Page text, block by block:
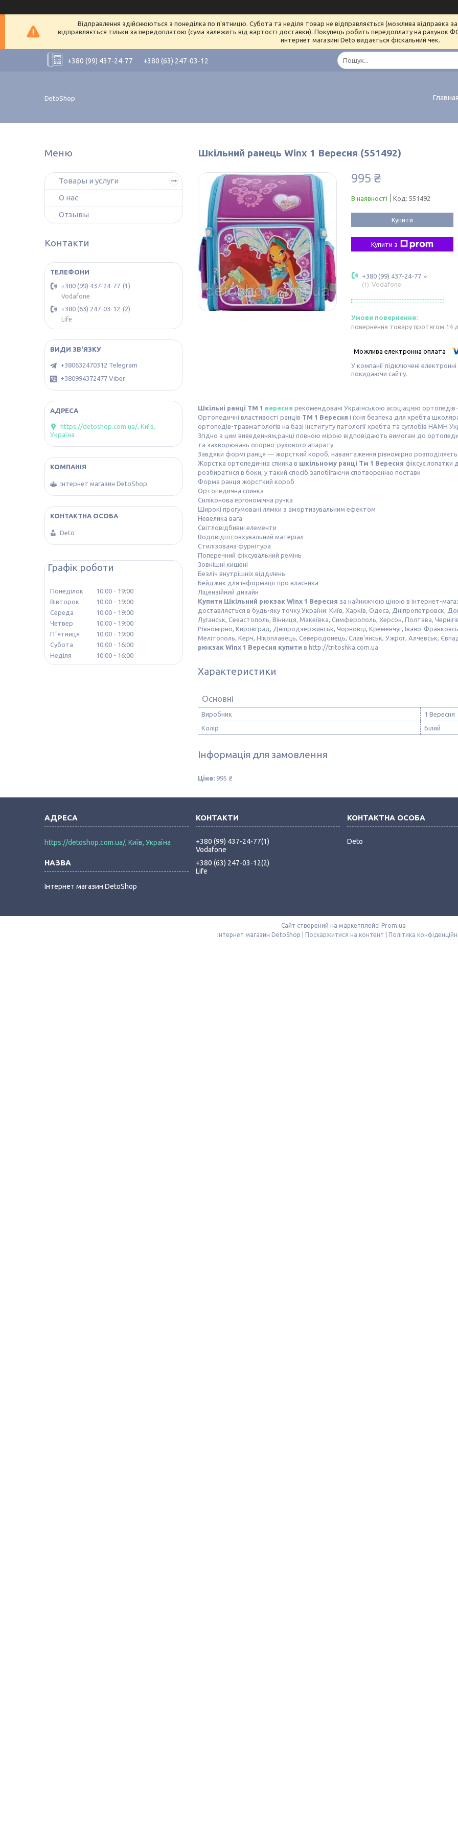
Відправлення здійснюються з понеділка по п'ятницю. Субота та неділя товар не відправляється (можлива відправка
відправляється тільки за передоплатою (сума залежить від вартості доставки). Покупець робить передоплату на рахунок
интернет магазині Deto видається фіскальний чек.
+380 (99) 437-24-77 +380 (63) 247-03-12
DetoShop
Шкільний ранець Winx 1 Вересня (551492)
995 ₴
В наявності Код: 551492
Купити
Купити з
+380 (99) 437-24-77
1 Vodafone
повернення товару протягом 14
У компанії підключені
покидаючи сайту.
Шкільні ранці ТМ 1 вересня рекомендовані Українською асоціацією
Ортопедичні властивості ранців ТМ 1 Вересня і їхня безпека для хребта
ортопедів-травматологів на базі Інституту патології хребта та суглобів НАМН
Згідно з цим виведенням,ранці повною мірою відповідають вимогам до
та захворювань опорно-рухового апарату.
Завдяки формі ранця — жорсткий короб, навантаження рівномірно
Жорстка ортопедична спинка в шкільному ранці Тм 1 Вересня фіксує лопатки
розбиратися в боки, у такий спосіб запобігаючи спотворенню постави
Форма ранця жорсткий короб
Ортопедична спинка
Силіконова ергономічна ручка
Широкі прогумовані лямки з амортизувальним ефектом
Невелика вага
Світловідбивні елементи
Водовідштовхувальний матеріал
Стилізована фурнітура
Поперечний фіксувальний ремінь
Зовнішні кишені
Безліч внутрішніх відділень
Бейджик для інформації про власника
Ліцензійний дизайн
Купити Шкільний рюкзак Winx 1 Вересня за найнижчою ціною в інтернет-
доставляється в будь-яку точку України: Київ, Харків, Одеса, Дніпропетровск,
Луганськ, Севастополь, Вінниця, Макеївка, Симферополь, Херсон, Полтава,
Рівномірно, Кировград, Дніпродзержинськ, Чорновці, Кременчуг, Івано-
Мелітополь, Керч, Нікоплавець, Северодонець, Слав'янськ, Ужрог, Алчевськ,
рюкзак Winx 1 Вересня купити в http://tritoshka.com.ua
Характеристики
Основні
Виробник
1 Вересня
Колір
Білий
Інформація для замовлення
Ціна: 995 ₴
Товары и услуги
О нас
Отзывы
Контакти
+380 (99) 437-24-77
1
Vodafone
+380 (63) 247-03-12
2
Life
+380632470312 Telegram
+380994372477 Viber
https://detoshop.com.ua/, Київ,
Україна
Інтернет магазин DetoShop
Deto
Графік роботи
Понеділок 10:00
19:00
Вівторок
10:00
19:00
Середа
10:00
19:00
Четвер
10:00
19:00
Пʼятниця
10:00
19:00
Субота
10:00
16:00
Неділя
10:00 16:00
https://detoshop.com.ua/, Київ, Україна
Інтернет магазин DetoShop
+380 (99) 437-24-77 1
Vodafone
+380 (63) 247-03-12 2
Life
Deto
Сайт створений на маркетплейсі Prom.ua
Поскаржитися на контент Політика